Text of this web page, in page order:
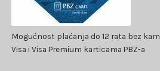
Mogućnost plaćanja do 12 rata bez
Visa i Visa Premium karticama PBZ-a